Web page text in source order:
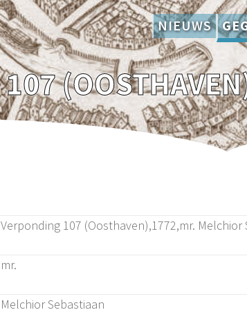
NIEUWS
Verponding 107 (Oosthaven),1772,mr.
mr.
Melchior Sebastiaan